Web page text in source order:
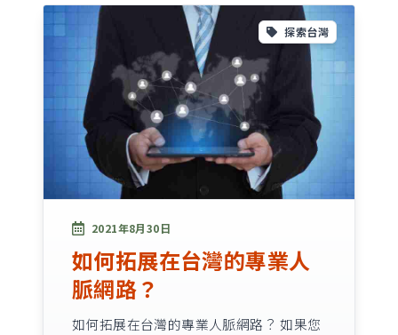
探索台灣
2021年8月30日
如何拓展在台灣的專業人
脈網路？
如何拓展在台灣的專業人脈網路？ 如果您